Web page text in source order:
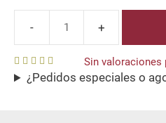
0
Sin valoraciones
Orange
¿Pedidos especiales o